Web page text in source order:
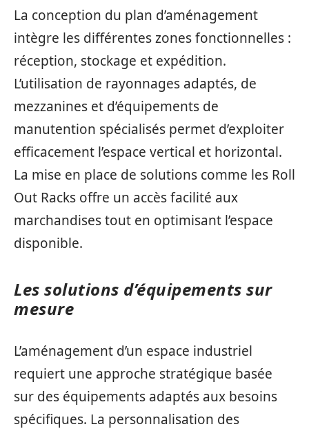
La conception du plan d’aménagement
intègre les différentes zones fonctionnelles :
réception, stockage et expédition.
L’utilisation de rayonnages adaptés, de
mezzanines et d’équipements de
manutention spécialisés permet d’exploiter
efficacement l’espace vertical et horizontal.
La mise en place de solutions comme les Roll
Out Racks offre un accès facilité aux
marchandises tout en optimisant l’espace
disponible.
Les solutions d’équipements sur
mesure
L’aménagement d’un espace industriel
requiert une approche stratégique basée
sur des équipements adaptés aux besoins
spécifiques. La personnalisation des